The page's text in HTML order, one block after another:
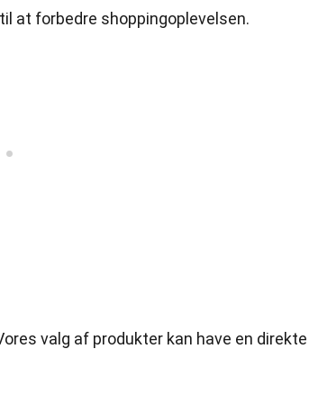
at forbedre shoppingoplevelsen.
valg af produkter kan have en direkte